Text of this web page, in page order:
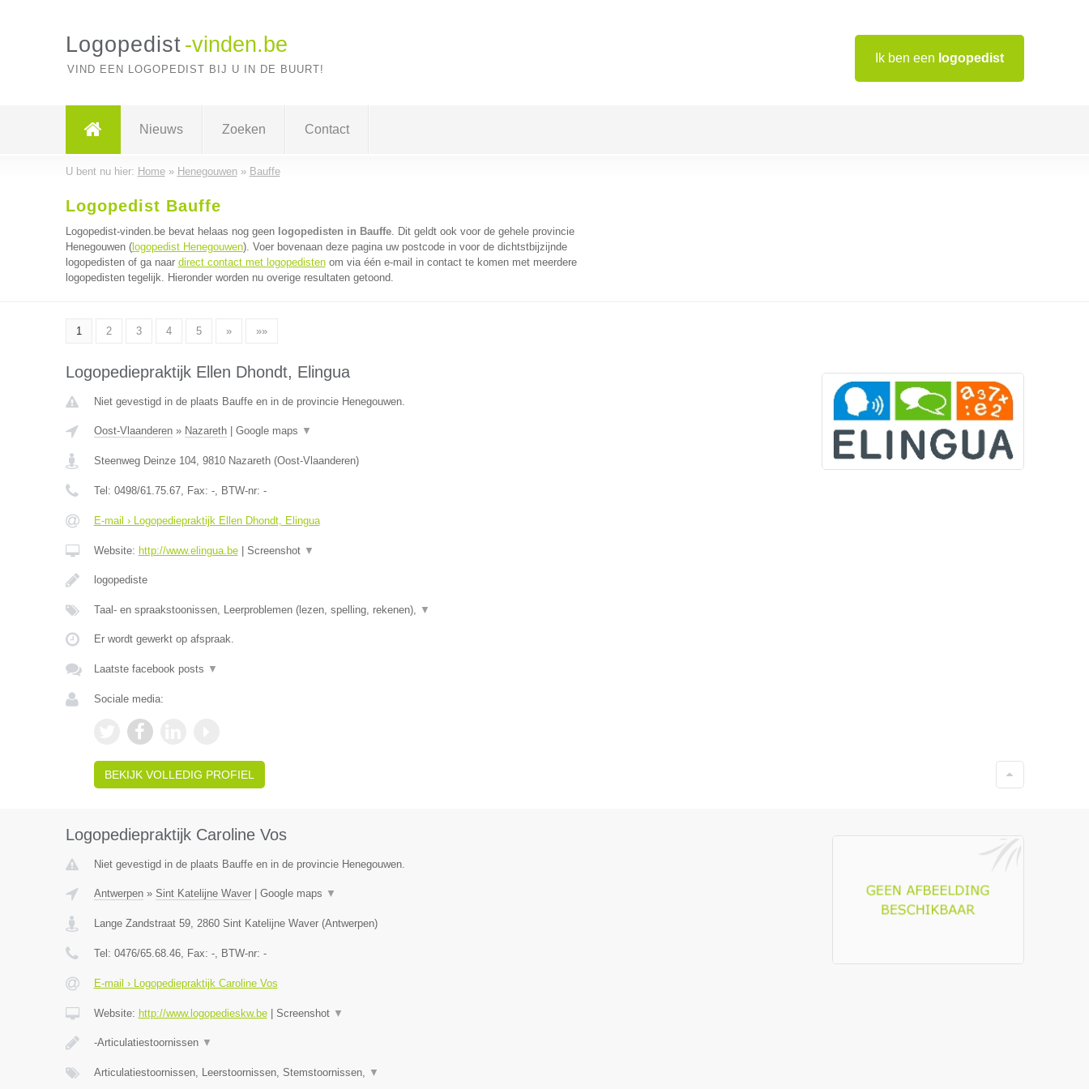
Ik ben een logopedist
Logopedist -vinden.be
VIND EEN LOGOPEDIST BIJ U IN DE BUURT!
Nieuws Zoeken Contact
U bent nu hier: Home» Henegouwen» Bauffe
Logopedist Bauffe
Logopedist-vinden.be bevat helaas nog geen logopedisten in Bauffe. Dit geldt ook voor de gehele provincie
Henegouwen (logopedist Henegouwen). Voer bovenaan deze pagina uw postcode in voor de dichtstbijzijnde
logopedisten of ga naar direct contact met logopedistenom via één e-mail in contact te komen met meerdere
logopedisten tegelijk. Hieronder worden nu overige resultaten getoond.
1 2 3 4 5 » »»
Logopediepraktijk Ellen Dhondt, Elingua
Niet gevestigd in de plaats Bauffe en in de provincie Henegouwen.
Oost-Vlaanderen» Nazareth| Google maps ▼
Steenweg Deinze 104, 9810 Nazareth(Oost-Vlaanderen)
Tel: 0498/61.75.67, Fax: -, BTW-nr: -
E-mail › Logopediepraktijk Ellen Dhondt, Elingua
Website: http://www.elingua.be| Screenshot ▼
logopediste
Taal- en spraakstoonissen, Leerproblemen (lezen, spelling, rekenen), ▼
Er wordt gewerkt op afspraak.
Laatste facebook posts ▼
Sociale media:
BEKIJK VOLLEDIG PROFIEL
Logopediepraktijk Caroline Vos
Niet gevestigd in de plaats Bauffe en in de provincie Henegouwen.
Antwerpen» Sint Katelijne Waver| Google maps ▼
Lange Zandstraat 59, 2860 Sint Katelijne Waver(Antwerpen)
Tel: 0476/65.68.46, Fax: -, BTW-nr: -
E-mail › Logopediepraktijk Caroline Vos
Website: http://www.logopedieskw.be| Screenshot ▼
-Articulatiestoornissen ▼
Articulatiestoornissen, Leerstoornissen, Stemstoornissen, ▼